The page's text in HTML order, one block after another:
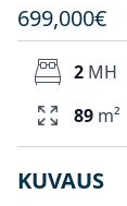
699,000€
2 MH
89 m²
KUVAUS